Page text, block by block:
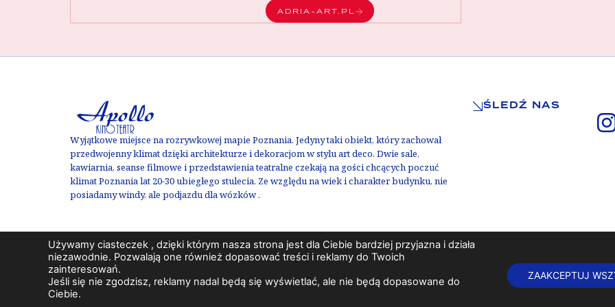
ADRIA-ART.PL
Wyjątkowe miejsce na rozrywkowej mapie Poznania. Jedyny taki obiekt, który zachował
przedwojenny klimat dzięki architekturze i dekoracjom w stylu art deco. Dwie sale,
kawiarnia, seanse filmowe i przedstawienia teatralne czekają na gości chcących poczuć
klimat Poznania lat 20-30 ubiegłego stulecia. Ze względu na wiek i charakter budynku, nie
posiadamy windy, ale podjazdu dla wózków .
ŚLEDŹ NAS
Administratorem budynku i zarządcą Kino Teatru Apollo jest firma
Używamy ciasteczek , dzięki którym nasza strona jest dla Ciebie bardziej przyjazna i działa
niezawodnie. Pozwalają one również dopasować treści i reklamy do Twoich
zainteresowań.
Jeśli się nie zgodzisz, reklamy nadal będą się wyświetlać, ale nie będą dopasowane do
Ciebie.
ZAAKCEPTUJ